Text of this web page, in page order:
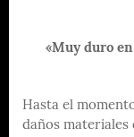
«Muy duro
Hasta el
daños materiales